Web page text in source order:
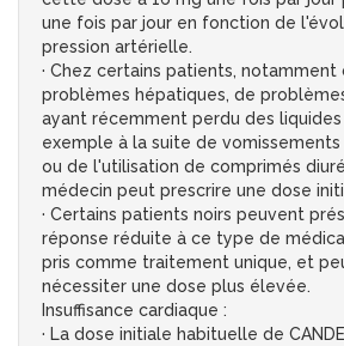
une fois par jour en fonction de
pression artérielle.
· Chez certains patients, notamment
problèmes hépatiques, de
ayant récemment perdu des
exemple à la suite de
ou de l'utilisation de comprimés
médecin peut prescrire une dose
· Certains patients noirs peuvent
réponse réduite à ce type de
pris comme traitement unique, et
nécessiter une dose plus élevée.
Insuffisance cardiaque :
· La dose initiale habituelle de